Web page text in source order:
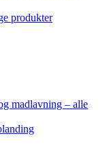
produkter
madlavning – alle